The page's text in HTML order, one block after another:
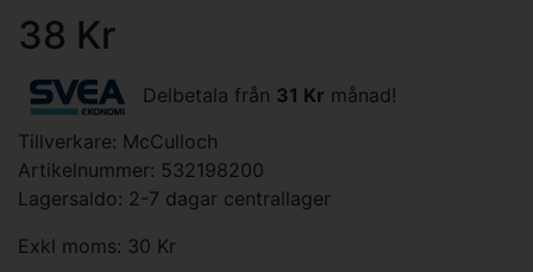
38 Kr
Delbetala från 31 Kr månad!
Tillverkare: McCulloch
Artikelnummer: 532198200
Lagersaldo: 2-7 dagar centrallager
Exkl moms: 30 Kr